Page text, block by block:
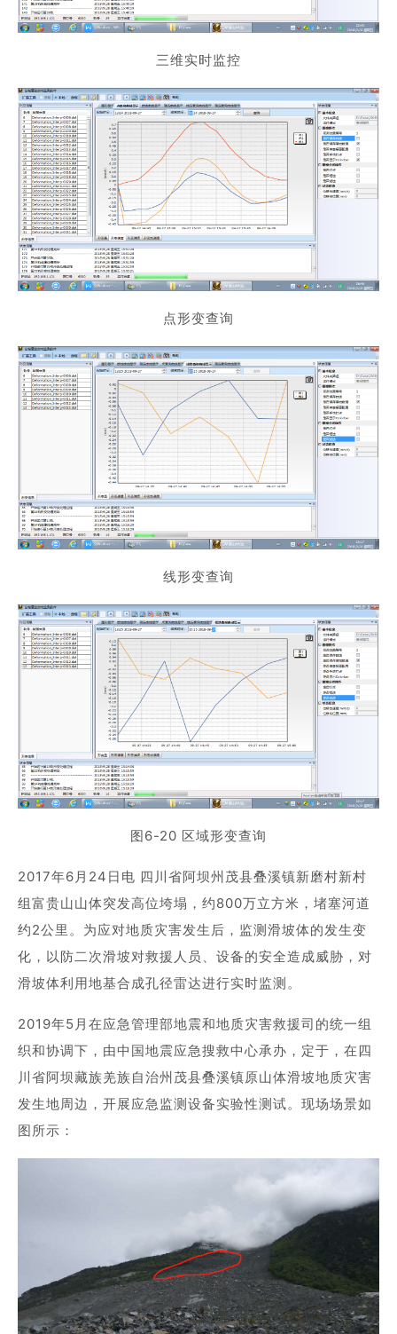
三维实时监控
点形变查询
线形变查询
图6-20 区域形变查询
2017年6月24日电 四川省阿坝州茂县叠溪镇新磨村新村
组富贵山山体突发高位垮塌，约800万立方米，堵塞河道
约2公里。为应对地质灾害发生后，监测滑坡体的发生变
化，以防二次滑坡对救援人员、设备的安全造成威胁，对
滑坡体利用地基合成孔径雷达进行实时监测。
2019年5月在应急管理部地震和地质灾害救援司的统一组
织和协调下，由中国地震应急搜救中心承办，定于，在四
川省阿坝藏族羌族自治州茂县叠溪镇原山体滑坡地质灾害
发生地周边，开展应急监测设备实验性测试。现场场景如
图所示：